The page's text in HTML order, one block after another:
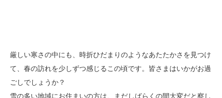
厳しい寒さの中にも、時折ひだまりのようなあたたかさを見つけ
て、春の訪れを少しずつ感じるこの頃です。皆さまはいかがお過
ごしでしょうか？
雪の多い地域にお住まいの方は、まだしばらくの間大変だと察し